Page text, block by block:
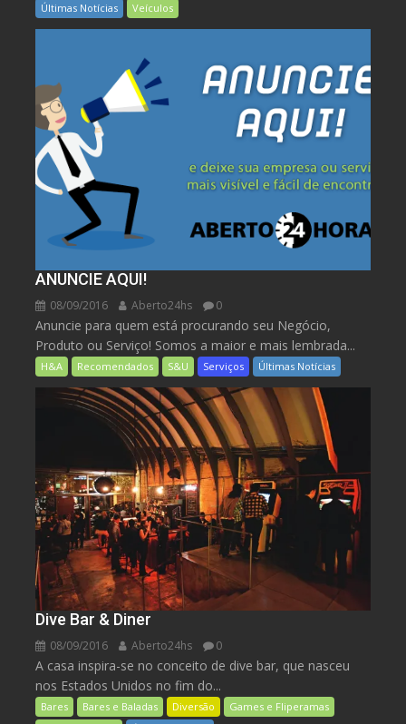
Últimas Notícias
Veículos
ANUNCIE AQUI!
08/09/2016 Aberto24hs 0
Anuncie para quem está procurando seu Negócio,
Produto ou Serviço! Somos a maior e mais lembrada...
H&A Recomendados S&U Serviços Últimas Notícias
Dive Bar & Diner
08/09/2016 Aberto24hs 0
A casa inspira-se no conceito de dive bar, que nasceu
nos Estados Unidos no fim do...
Bares Bares e Baladas Diversão
Games e Fliperamas